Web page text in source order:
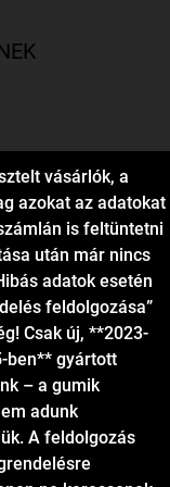
vásárlók, a
azokat az adatokat
is feltüntetni
után már nincs
adatok esetén
feldolgozása”
Csak új, **2023-
ben** gyártott
– a gumik
adunk
A feldolgozás